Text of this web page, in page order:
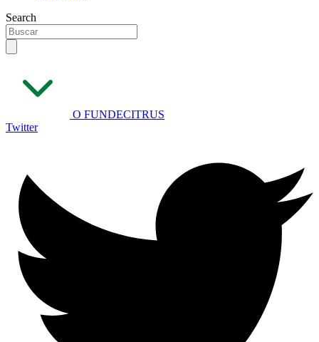
Search
O FUNDECITRUS
Twitter